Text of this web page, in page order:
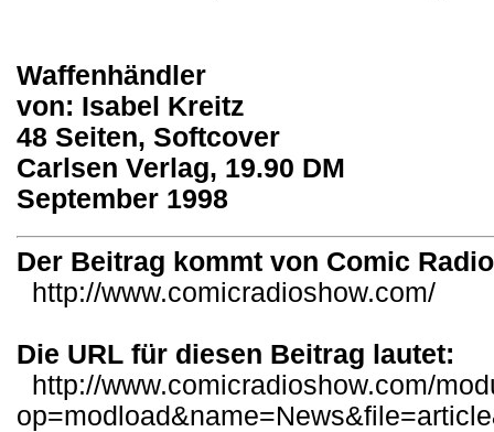
Waffenhändler
von: Isabel Kreitz
48 Seiten, Softcover
Carlsen Verlag, 19.90 DM
September 1998
Der Beitrag kommt von Comic
http://www.comicradioshow.com/
Die URL für diesen Beitrag lautet:
http://www.comicradioshow.com/